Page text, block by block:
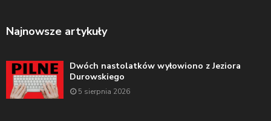
Najnowsze artykuły
Dwóch nastolatków wyłowiono z Jeziora
Durowskiego
5 sierpnia 2026